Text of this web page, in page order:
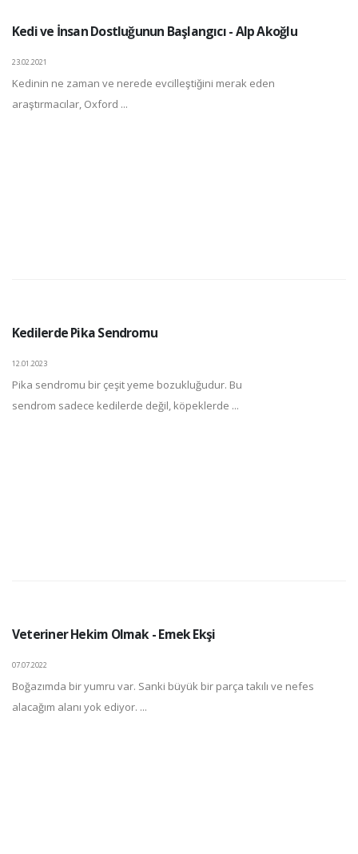
Kedi ve İnsan Dostluğunun Başlangıcı - Alp Akoğlu
23.02.2021
Kedinin ne zaman ve nerede evcilleştiğini merak eden
araştırmacılar, Oxford ...
Kedilerde Pika Sendromu
12.01.2023
Pika sendromu bir çeşit yeme bozukluğudur. Bu
sendrom sadece kedilerde değil, köpeklerde ...
Veteriner Hekim Olmak - Emek Ekşi
07.07.2022
Boğazımda bir yumru var. Sanki büyük bir parça takılı ve nefes
alacağım alanı yok ediyor. ...